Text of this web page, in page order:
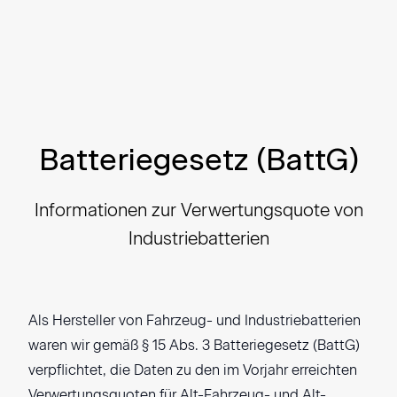
Batteriegesetz (BattG)
Informationen zur Verwertungsquote von
Industriebatterien
Als Hersteller von Fahrzeug- und Industriebatterien
waren wir gemäß § 15 Abs. 3 Batteriegesetz (BattG)
verpflichtet, die Daten zu den im Vorjahr erreichten